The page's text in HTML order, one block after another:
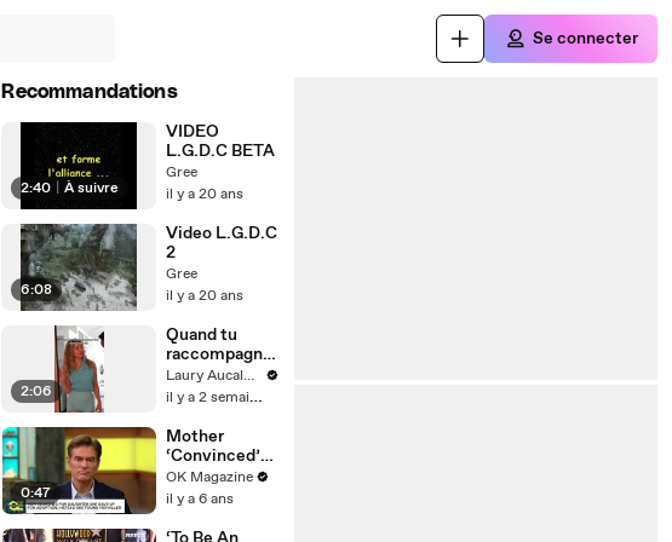
Se connecter
Recommandations
2:40 À suivre
VIDEO
L.G.D.C BETA
Gree
il y a 20 ans
6:08
Video L.G.D.C
2
Gree
il y a 20 ans
2:06
Quand tu
raccompagne
s ton date
chez elle
Laury Aucalme
il y a 2 semaines
0:47
Mother
‘Convinced’
Adoptive
Father Buried
Backyard’, He
OK Magazine
il y a 6 ans